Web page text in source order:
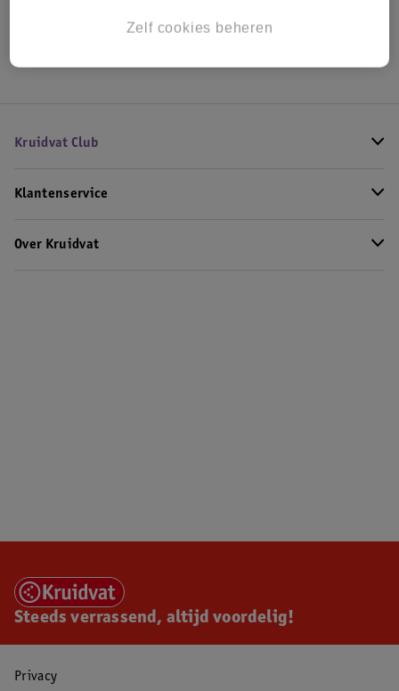
Hoe controleren wij de reviews?
Kruidvat Club
Klantenservice
Over Kruidvat
Steeds verrassend, altijd voordelig!
Privacy
Zelf cookies beheren